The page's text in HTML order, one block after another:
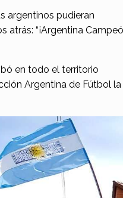
argentinos pudieran
“¡Argentina
en todo el territorio
Argentina de Fútbol la